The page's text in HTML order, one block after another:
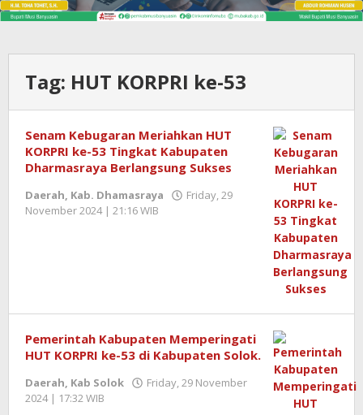
Tag: HUT KORPRI ke-53
Senam Kebugaran Meriahkan HUT
KORPRI ke-53 Tingkat Kabupaten
Dharmasraya Berlangsung Sukses
Daerah, Kab. Dhamasraya
Friday, 29
November 2024 | 21:16 WIB
Pemerintah Kabupaten Memperingati
HUT KORPRI ke-53 di Kabupaten Solok.
Daerah, Kab Solok
Friday, 29 November
2024 | 17:32 WIB